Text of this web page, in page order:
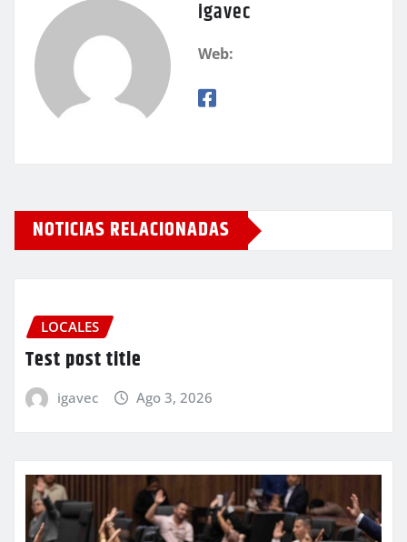
igavec
Web:
NOTICIAS RELACIONADAS
LOCALES
Test post title
igavec Ago 3, 2026